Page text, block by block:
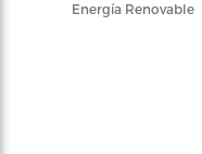
Energía Renovable